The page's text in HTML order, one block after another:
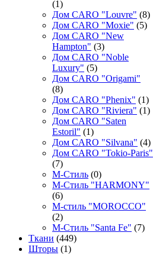
(1)
Дом CARO "Louvre" (8)
Дом CARO "Moxie" (5)
Дом CARO "New
Hampton" (3)
Дом CARO "Noble
Luxury" (5)
Дом CARO "Origami"
(8)
Дом CARO "Phenix" (1)
Дом CARO "Riviera" (1)
Дом CARO "Saten
Estoril" (1)
Дом CARO "Silvana" (4)
Дом CARO "Tokio-Paris"
(7)
М-Стиль (0)
М-Стиль "HARMONY"
(6)
М-стиль "MOROCCO"
(2)
М-Стиль "Santa Fe" (7)
Ткани (449)
Шторы (1)